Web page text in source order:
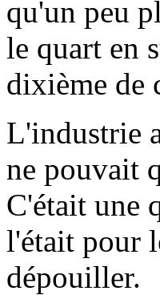
qu'un peu
le quart en
dixième de
L'industrie
ne pouvait
C'était une
l'était pour
dépouiller.